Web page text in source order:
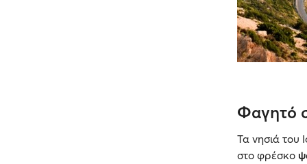
Φαγητό
Τα νησιά του
στο φρέσκο